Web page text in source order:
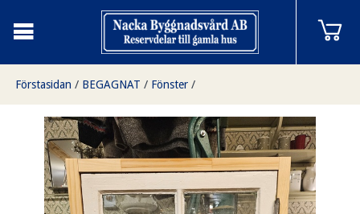
Förstasidan / BEGAGNAT / Fönster /
Fönster med karm, 67x84, 59x84, finns på Överjärva